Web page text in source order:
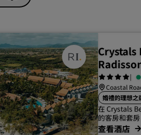
|
Coastal
婚禮的理想之
在 Crystals
的客房和套
查看酒店